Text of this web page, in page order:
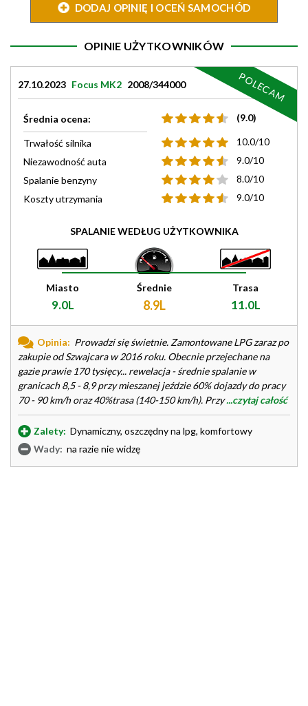
DODAJ OPINIĘ I OCEŃ SAMOCHÓD
OPINIE UŻYTKOWNIKÓW
27.10.2023 Focus MK2 2008/344000
Średnia ocena: (9.0)
Trwałość silnika
10.0/10
Niezawodność auta
9.0/10
Spalanie benzyny
8.0/10
Koszty utrzymania
9.0/10
SPALANIE WEDŁUG UŻYTKOWNIKA
Miasto
9.0L
Średnie
8.9L
Trasa
11.0L
Opinia: Prowadzi się świetnie. Zamontowane LPG zaraz po
zakupie od Szwajcara w 2016 roku. Obecnie przejechane na
gazie prawie 170 tysięcy... rewelacja - średnie spalanie w
granicach 8,5 - 8,9 przy mieszanej jeździe 60% dojazdy do pracy
70 - 90 km/h oraz 40%trasa (140-150 km/h). Przy...czytaj całość
Zalety: Dynamiczny, oszczędny na lpg, komfortowy
Wady: na razie nie widzę
POLECAM